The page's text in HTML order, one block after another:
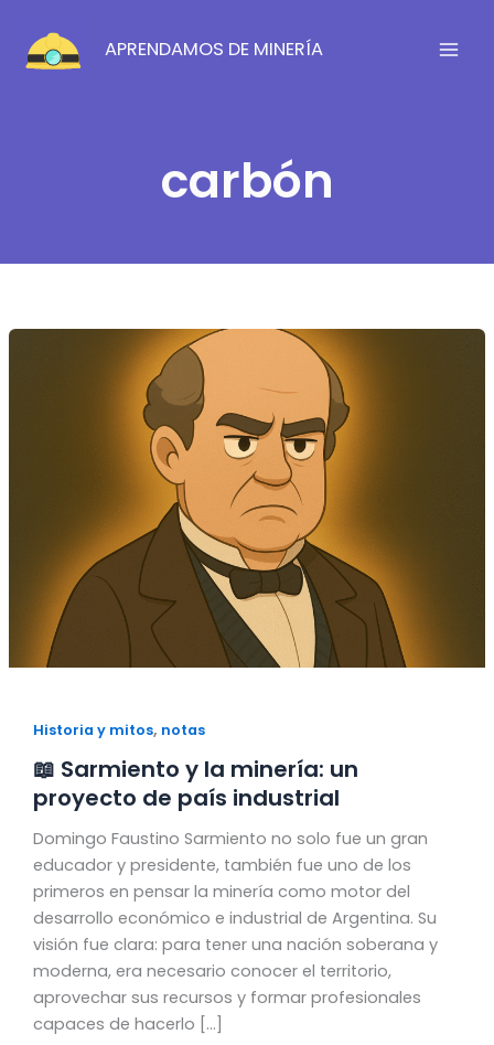
contenido
APRENDAMOS DE MINERÍA
carbón
Historia y mitos, notas
📖 Sarmiento y la minería: un
proyecto de país industrial
Domingo Faustino Sarmiento no solo fue un gran
educador y presidente, también fue uno de los
primeros en pensar la minería como motor del
desarrollo económico e industrial de Argentina. Su
visión fue clara: para tener una nación soberana y
moderna, era necesario conocer el territorio,
aprovechar sus recursos y formar profesionales
capaces de hacerlo […]